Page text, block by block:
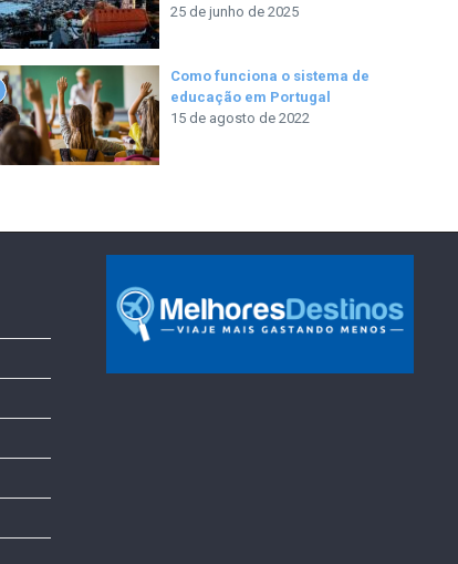
25 de junho de 2025
Como funciona o sistema de
educação em Portugal
15 de agosto de 2022